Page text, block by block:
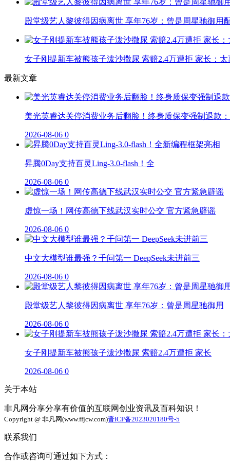
殿堂级艺人黎彼得因病离世 享年76岁：曾是周星驰御用
女子刚提新车被熊孩子泼沙撒尿 索赔2.4万遭拒 家长：
最新文章
美光英睿达关停消费业务后翻脸！终身质保变强制退款
2026-08-06 0
昇腾0Day支持百灵Ling-3.0-flash！全
2026-08-06 0
虚惊一场！网传高德下线武汉实时公交 官方紧急辟谣
2026-08-06 0
中文大模型谁最强？千问第一 DeepSeek未进前三
2026-08-06 0
殿堂级艺人黎彼得因病离世 享年76岁：曾是周星驰御用
2026-08-06 0
女子刚提新车被熊孩子泼沙撒尿 索赔2.4万遭拒 家长
2026-08-06 0
关于本站
非凡网分享分享有价值的互联网创业资讯及百科知识！
Copyright @ 非凡网(www.ffjcw.com)晋ICP备2023020180号-5
联系我们
合作或咨询可通过如下方式：